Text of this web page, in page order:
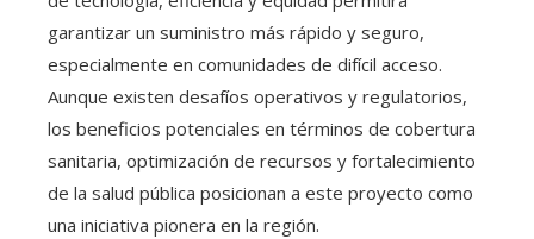
garantizar un suministro más rápido y seguro,
especialmente en comunidades de difícil acceso.
Aunque existen desafíos operativos y regulatorios,
los beneficios potenciales en términos de cobertura
sanitaria, optimización de recursos y fortalecimiento
de la salud pública posicionan a este proyecto como
una iniciativa pionera en la región.